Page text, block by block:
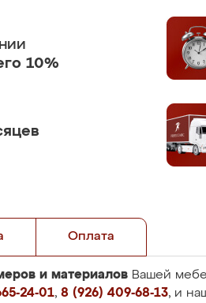
10%
Оплата
и материалов Вашей
24-01, 8 (926) 409-68-13, и